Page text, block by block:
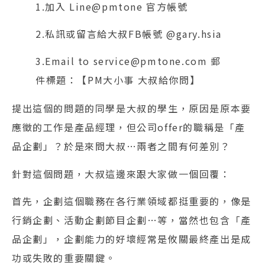
1.加入 Line@pmtone 官方帳號
2.私訊或留言給大叔FB帳號 @gary.hsia
3.Email to service@pmtone.com 郵
件標題：【PM大小事 大叔給你問】
提出這個的問題的同學是大叔的學生，原因是原本要
應徵的工作是產品經理，但公司offer的職稱是「產
品企劃」？於是來問大叔…兩者之間有何差別？
針對這個問題，大叔這邊來跟大家做一個回覆：
首先，企劃這個職務在各行業領域都挺重要的，像是
行銷企劃、活動企劃節目企劃…等，當然也包含「產
品企劃」，企劃能力的好壞經常是攸關最終產出是成
功或失敗的重要關鍵。